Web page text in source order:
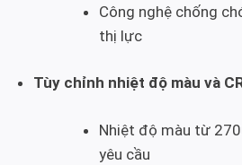
Công nghệ chống
thị lực
Tùy chỉnh nhiệt độ màu và
Nhiệt độ màu từ
yêu cầu